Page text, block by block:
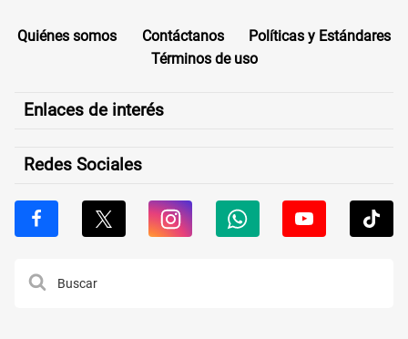
Quiénes somos Contáctanos
Políticas y Estándares
Términos de uso
Enlaces de interés
Redes Sociales